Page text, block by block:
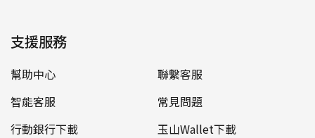
支援服務
幫助中心
聯繫客服
智能客服
常見問題
行動銀行下載
玉山Wallet下載